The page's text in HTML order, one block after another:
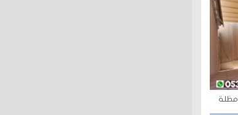
مظلة